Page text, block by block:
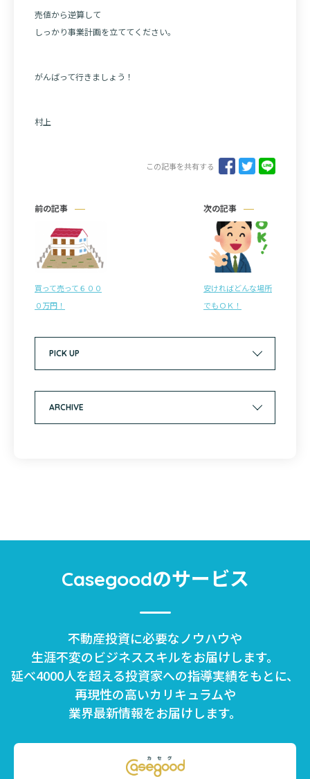
売値から逆算して
しっかり事業計画を立ててください。
がんばって行きましょう！
村上
この記事を共有する
前の記事
買って売って６００
０万円！
次の記事
安ければどんな場所
でもＯＫ！
PICK UP
ARCHIVE
Casegoodのサービス
不動産投資に必要なノウハウや
生涯不変のビジネススキルをお届けします。
延べ4000人を超える投資家への指導実績をもとに、
再現性の高いカリキュラムや
業界最新情報をお届けします。